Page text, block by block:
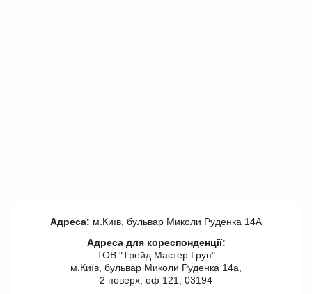
Адреса: м.Київ, бульвар Миколи Руденка 14А
Адреса для кореспонденції:
ТОВ "Tрейд Мастер Груп"
м.Київ, бульвар Миколи Руденка 14а,
2 поверх, оф 121, 03194